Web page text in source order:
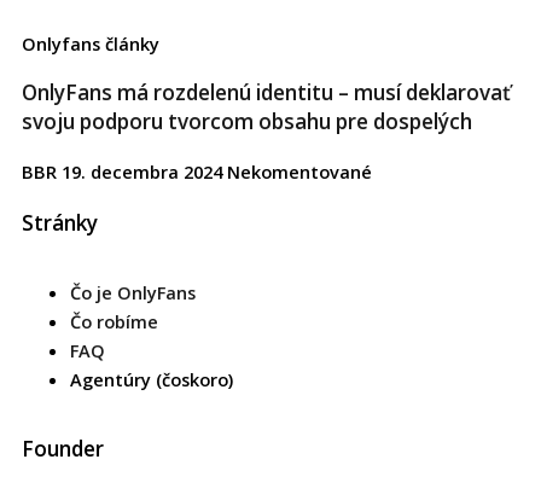
Onlyfans články
OnlyFans má rozdelenú identitu – musí deklarovať
svoju podporu tvorcom obsahu pre dospelých
BBR 19. decembra 2024 Nekomentované
Stránky
Čo je OnlyFans
Čo robíme
FAQ
Agentúry (čoskoro)
Founder